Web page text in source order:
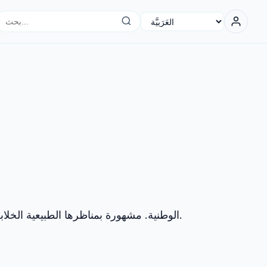
بحث...language
المدينة الأقصى جنوباً في العالم، والمعروفة بأنها بوابة إلى Antarctica وحديقة Tierra del Fuego الوطنية. مشهورة بمناظرها الطبيعية الخلابة للجبال والبحر.